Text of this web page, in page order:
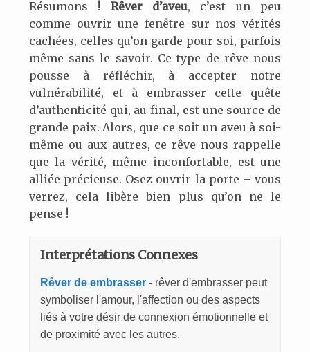
Résumons ! Rêver d’aveu, c’est un peu
comme ouvrir une fenêtre sur nos vérités
cachées, celles qu’on garde pour soi, parfois
même sans le savoir. Ce type de rêve nous
pousse à réfléchir, à accepter notre
vulnérabilité, et à embrasser cette quête
d’authenticité qui, au final, est une source de
grande paix. Alors, que ce soit un aveu à soi-
même ou aux autres, ce rêve nous rappelle
que la vérité, même inconfortable, est une
alliée précieuse. Osez ouvrir la porte – vous
verrez, cela libère bien plus qu’on ne le
pense !
Interprétations Connexes
Rêver de embrasser- rêver d'embrasser peut
symboliser l'amour, l'affection ou des aspects
liés à votre désir de connexion émotionnelle et
de proximité avec les autres.